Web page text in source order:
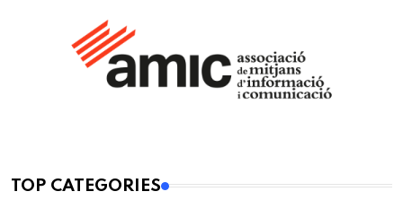
TOP CATEGORIES